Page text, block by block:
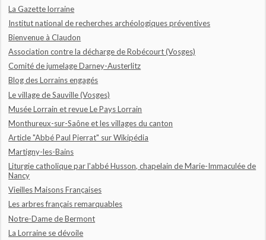
La Gazette lorraine
Institut national de recherches archéologiques préventives
Bienvenue à Claudon
Association contre la décharge de Robécourt (Vosges)
Comité de jumelage Darney-Austerlitz
Blog des Lorrains engagés
Le village de Sauville (Vosges)
Musée Lorrain et revue Le Pays Lorrain
Monthureux-sur-Saône et les villages du canton
Article "Abbé Paul Pierrat" sur Wikipédia
Martigny-les-Bains
Liturgie catholique par l'abbé Husson, chapelain de Marie-Immaculée de
Nancy
Vieilles Maisons Françaises
Les arbres français remarquables
Notre-Dame de Bermont
La Lorraine se dévoile